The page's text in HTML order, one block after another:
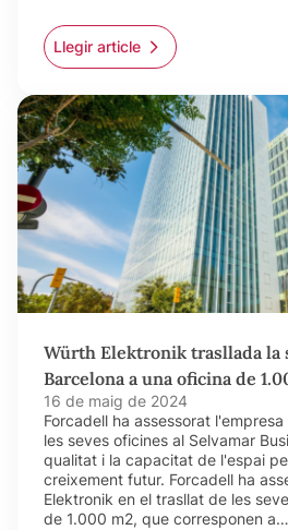
Llegir article
Würth Elektronik trasllada la
Barcelona a una oficina de
16 de maig de 2024
Forcadell ha assessorat
les seves oficines al Selvamar
qualitat i la capacitat de l'espai
creixement futur. Forcadell ha
Elektronik en el trasllat de les
de 1.000 m2, que corresponen a…